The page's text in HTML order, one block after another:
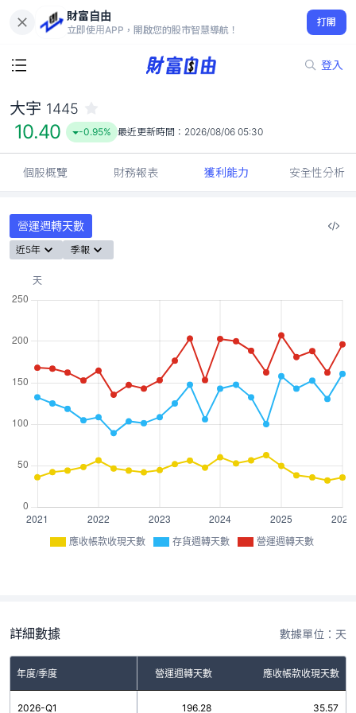
財富自由
立即使用APP，開啟您的股市智慧導航！
打開
登入
10.40
-0.95%
大宇 1445
10.40 -0.95% 最近更新時間： 2026/08/06 05:30
個股概覽 財務報表 獲利能力 安全性分析
營運週轉天數
近5年 季報
應收帳款收現天數 存貨週轉天數 營運週轉天數
詳細數據 數據單位：天
年度/季度
存貨週轉天數 營運週轉天數 應收帳款收現天數
2026-Q1160.71 196.28 35.57